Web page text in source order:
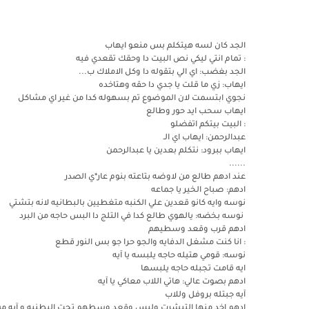
الجد كان لسه هيتكلم بس منعو ايهاب
: تمام انتي ليكي نص البيت دا وحقك تقعدي فيه
الجد بغضب: اي الي بتقوله دا وكل الاملاك ب...
ايهاب: زي ما قلت يا جدي دا حقه وهتاخده
نجوي ابتسمت لان الموضوع تم بسهوله كدا من غير اي مشاكل
ايهاب سحب ايد حور وطالع
: البيت بيتكم اتفضلو
عبدالرحمن: ايهاب اي الـ
ايهاب ببرود: نتكلم بعدين يا عبدالرحمن
......
عند ادهم طالع من لاوضه بتاعته بنوم عار*ي الصدر
ادهم: صباح الخير يا جماعه
نوسه وايه كانو قعدين علي الكنبه متغطيين بالبطانيه لانه بتشتي
نوسه بخضه: يالهوي طالع كدا في التلج دا البس حاجه من البرد
ادهم قرب وقعد وسطيهم
: انا كنت مشغل الدفايه والجو حرا جو بس النور قطع
نوسه: قومي هتيله حاجه يلبسه يا آيه
ايه قامت تجبله حاجه يلبسها
ادهم بصوت عالي: هاتي اللاب معاكي يا آيه
آيه جبتله بروفل وللاب